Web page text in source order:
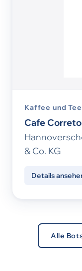
Kaffee und Tee
Cafe Correto
& Co. KG
Details
Alle